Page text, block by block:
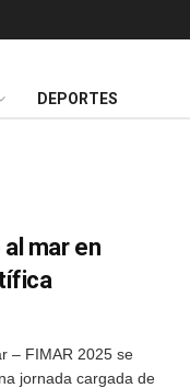
DEPORTES
mar en
– FIMAR 2025 se
jornada cargada de